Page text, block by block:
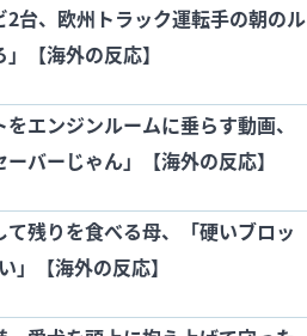
台、欧州トラック運転手の朝のル
【海外の反応】
エンジンルームに垂らす動画、
バーじゃん」【海外の反応】
残りを食べる母、「硬いブロッ
」【海外の反応】